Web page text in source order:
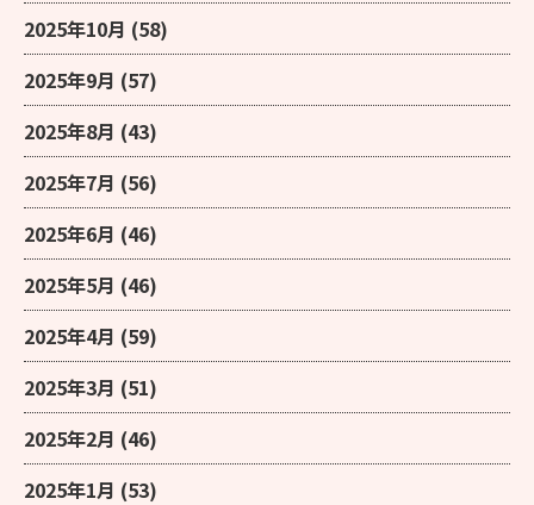
2025年10月 (58)
2025年9月 (57)
2025年8月 (43)
2025年7月 (56)
2025年6月 (46)
2025年5月 (46)
2025年4月 (59)
2025年3月 (51)
2025年2月 (46)
2025年1月 (53)